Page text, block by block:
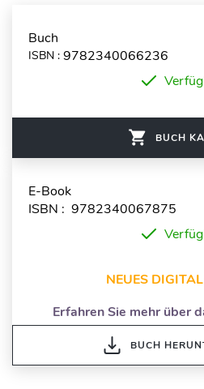
Buch
ISBN : 9782340066236
BUCH
E-Book
ISBN : 9782340067875
NEUES
Erfahren Sie mehr über
BUCH